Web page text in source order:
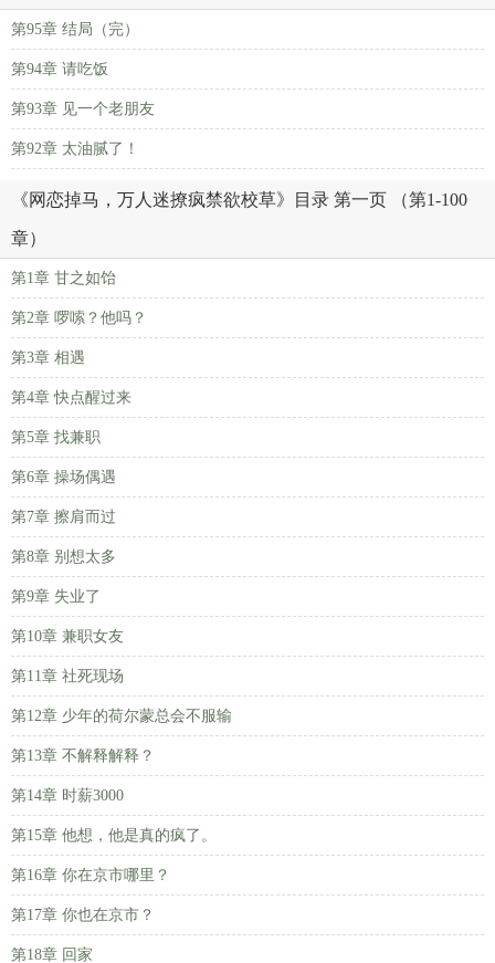
第95章 结局（完）
第94章 请吃饭
第93章 见一个老朋友
第92章 太油腻了！
《网恋掉马，万人迷撩疯禁欲校草》目录 第一页 （第1-100
章）
第1章 甘之如饴
第2章 啰嗦？他吗？
第3章 相遇
第4章 快点醒过来
第5章 找兼职
第6章 操场偶遇
第7章 擦肩而过
第8章 别想太多
第9章 失业了
第10章 兼职女友
第11章 社死现场
第12章 少年的荷尔蒙总会不服输
第13章 不解释解释？
第14章 时薪3000
第15章 他想，他是真的疯了。
第16章 你在京市哪里？
第17章 你也在京市？
第18章 回家